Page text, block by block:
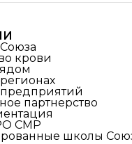
крови
партнерствo
СМР
школы